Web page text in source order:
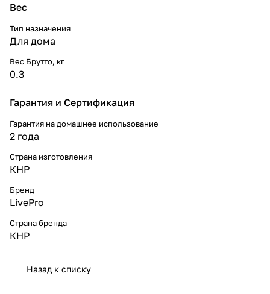
Вес
Тип назначения
Для дома
Вес Брутто, кг
0.3
Гарантия и Сертификация
Гарантия на домашнее использование
2 года
Страна изготовления
КНР
Бренд
LivePro
Страна бренда
КНР
Назад к списку